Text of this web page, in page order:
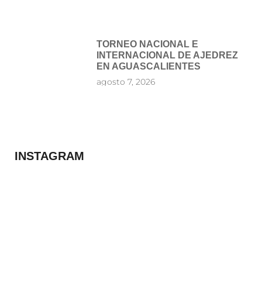
TORNEO NACIONAL E
INTERNACIONAL DE AJEDREZ
EN AGUASCALIENTES
agosto 7, 2026
INSTAGRAM